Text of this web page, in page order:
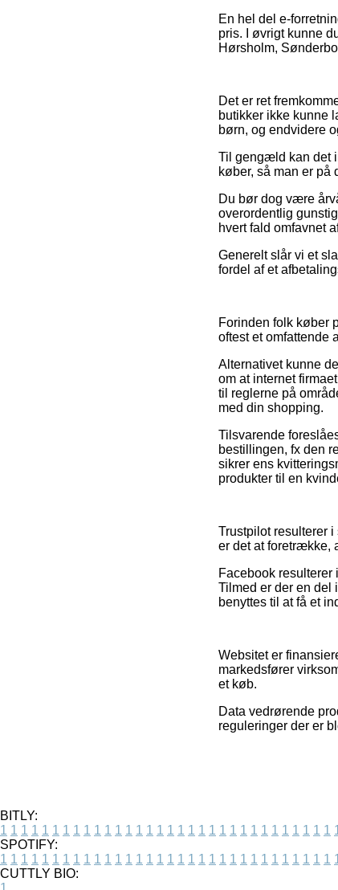
En hel del e-
pris. I øvrigt kunne
Hørsholm,
Det er ret
butikker ikke kunne
børn, og endvidere
Til gengæld kan det
køber, så man er på
Du bør dog være
overordentlig
hvert fald omfavnet
Generelt slår vi et
fordel af et
Forinden folk køber
oftest et omfattende
Alternativet kunne
om at internet
til reglerne på
med din shopping.
Tilsvarende
bestillingen, fx den
sikrer ens
produkter til en
Trustpilot resulterer
er det at foretrække,
Facebook resulterer
Tilmed er der en del
benyttes til at få et
Websitet er
markedsfører
et køb.
Data vedrørende
reguleringer der er
BITLY:
1 1 1 1 1 1 1 1 1 1 1 1 1 1 1 1 1 1 1 1 1 1 1 1 1 1 1 1 1 1 1 1
SPOTIFY:
1 1 1 1 1 1 1 1 1 1 1 1 1 1 1 1 1 1 1 1 1 1 1 1 1 1 1 1 1 1 1 1
CUTTLY BIO: